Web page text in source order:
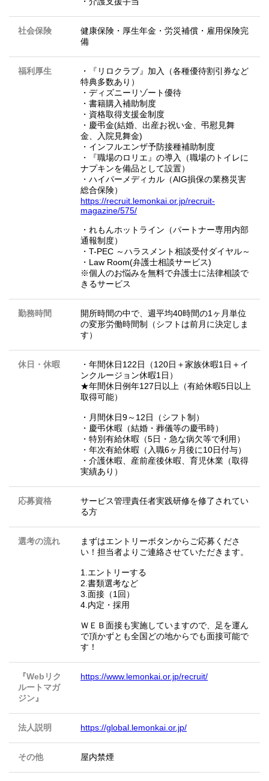
社会保険
健康保険・厚生年金・労災補償・雇用保険完
備
福利厚生
・『リロクラブ』加入（各種優待割引券など
特典多数あり）
・ディズニーリゾート優待
・書籍購入補助制度
・資格取得支援金制度
・慶弔金(結婚、出産お祝い金、弔慰見舞
金、入院見舞金)
・インフルエンザ予防接種補助制度
・『職場のロリエ』の導入（職場のトイレに
ナプキンを備品として設置）
・ハイパーメディカル（AIG損保の業務災害
総合保険）
https://recruit.lemonkai.or.jp/recruit-
magazine/575/
・れもんホットライン（パートナー専用内部
通報制度）
・T-PEC ～ハラスメント相談受付ダイヤル～
・Law Room(弁護士相談サービス)
※個人のお悩みを無料で弁護士に法律相談で
きるサービス
勤務時間
開所時間の中で、週平均40時間の1ヶ月単位
の変形労働時間制（シフトは前月に決定しま
す）
休日・休暇
・年間休日122日（120日＋家族休暇1日＋イ
ンクルージョン休暇1日）
★年間休日例年127日以上（有給休暇5日以上
取得可能）
・月間休日9～12日（シフト制）
・慶弔休暇（結婚・葬儀等の慶弔時）
・特別有給休暇（5日・急な病欠等で利用）
・年次有給休暇（入職6ヶ月後に10日付与）
・介護休暇、産前産後休暇、育児休業（取得
実績あり）
応募資格
サービス管理責任者実践研修を修了されてい
る方
選考の流れ
まずはエントリーボタンからご応募くださ
い！担当者よりご連絡させていただきます。
1.エントリーする
2.書類選考など
3.面接（1回）
4.内定・採用
ＷＥＢ面接も実施していますので、足を運ん
で頂かずとも全国どの地からでも面接可能で
す！
『Webリク
ルートマガ
ジン』
https://www.lemonkai.or.jp/recruit/
法人説明 https://global.lemonkai.or.jp/
その他 屋内禁煙